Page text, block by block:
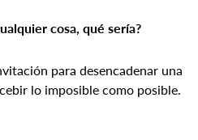
cosa, qué sería?
para desencadenar una
lo imposible como posible.